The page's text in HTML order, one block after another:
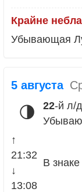
Крайне
Убывающая
5 августа
🌗 22-й л/д
↑
21:32
↓
13:08
В